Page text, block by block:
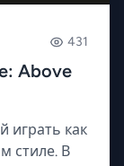
431
Above
играть как
стиле. В